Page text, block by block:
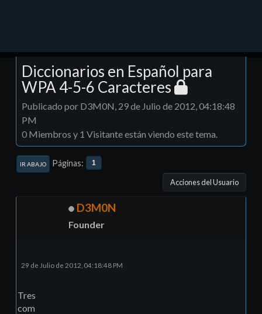
Diccionarios en Español para
WPA 4-5-6 Caracteres
Publicado por D3M0N, 29 de Julio de 2012, 04:18:48
PM
0 Miembros y 1 Visitante están viendo este tema.
IR ABAJO Páginas 1
Acciones del Usuario
D3M0N
Founder
29 de Julio de 2012, 04:18:48 PM
Tres
com